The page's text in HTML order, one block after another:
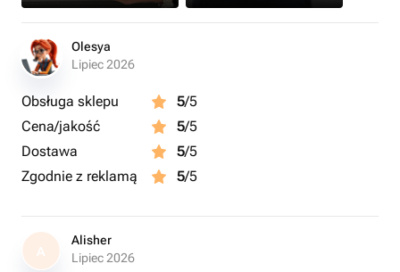
Olesya
Lipiec 2026
Obsługa sklepu 5/5
Cena/jakość
5/5
Dostawa
5/5
Zgodnie z reklamą
5/5
A
Alisher
Lipiec 2026